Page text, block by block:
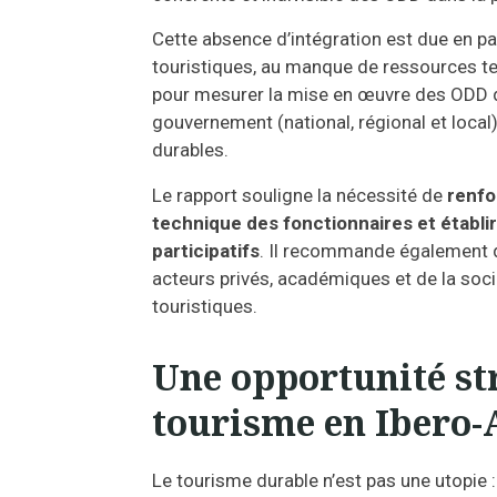
Cette absence d’intégration est due en
touristiques, au manque de ressources
pour mesurer la mise en œuvre des
gouvernement (national, régional et
durables.
Le rapport souligne la nécessité de
technique des fonctionnaires et
participatifs. Il recommande
acteurs privés, académiques et de la
touristiques.
Une opportunité
tourisme en
Le tourisme durable n’est pas une utopie